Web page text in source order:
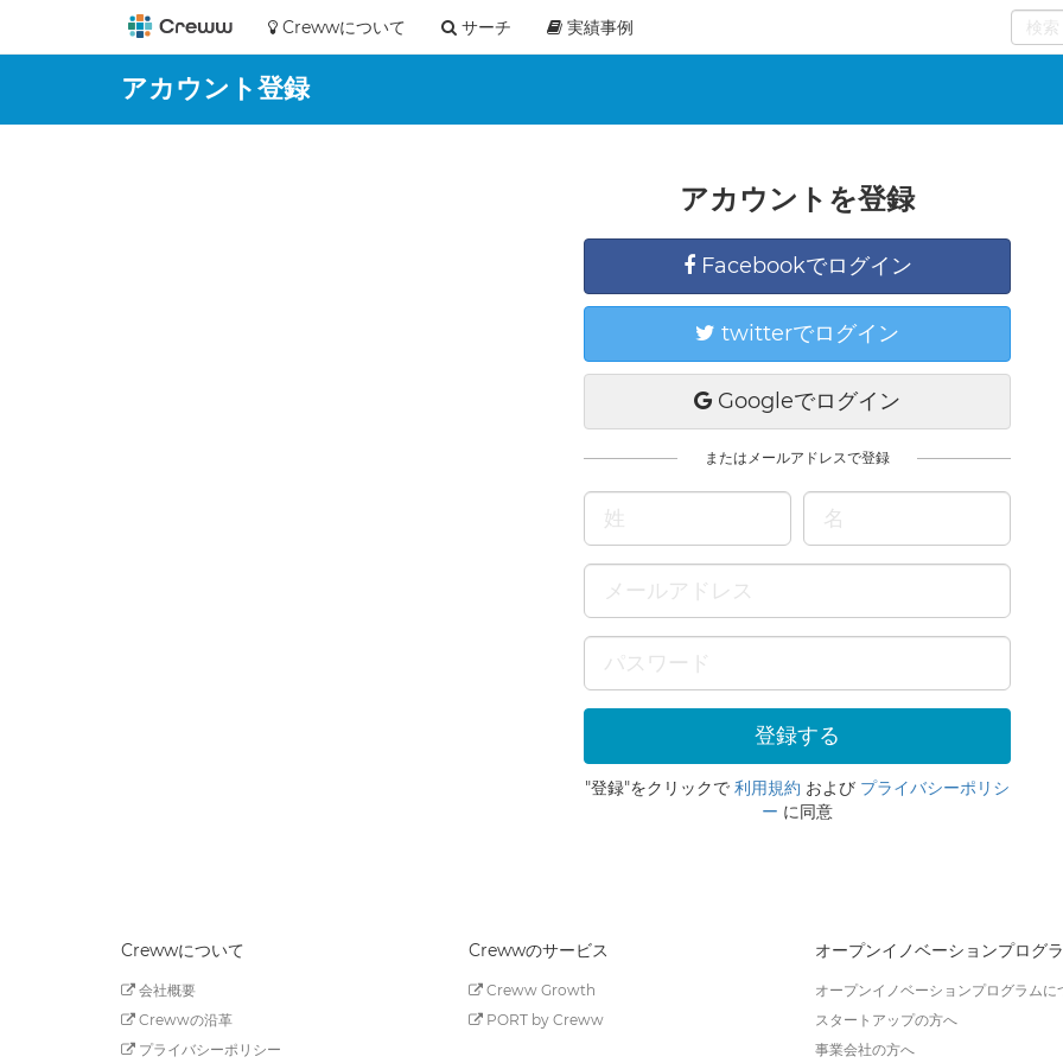
Crewwについて サーチ 実績事例
0
アカウント登録
アカウントを登録
Facebookでログイン
twitterでログイン
Googleでログイン
またはメールアドレスで登録
"登録"をクリックで 利用規約 および プライバシーポリシ
ー に同意
Crewwについて
会社概要
Crewwの沿革
プライバシーポリシー
Crewwのサービス
Creww Growth
PORT by Creww
オープンイノベーションプログ
オープンイノベーションプログラムに
スタートアップの方へ
事業会社の方へ